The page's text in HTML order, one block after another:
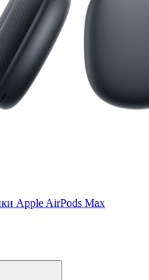
Apple AirPods Max